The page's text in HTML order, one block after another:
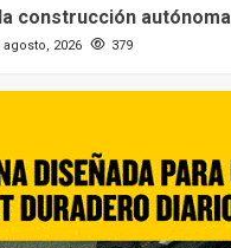
construcción autónoma
agosto, 2026 379